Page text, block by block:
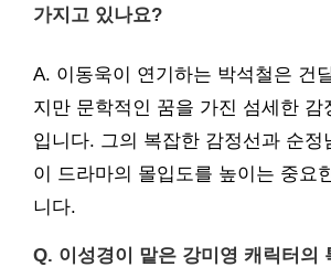
가지고 있나요?
A. 이동욱이 연기하는 박석철은 건
지만 문학적인 꿈을 가진 섬세한 감
입니다. 그의 복잡한 감정선과 순정
이 드라마의 몰입도를 높이는 중요
니다.
Q. 이성경이 맡은 강미영 캐릭터의